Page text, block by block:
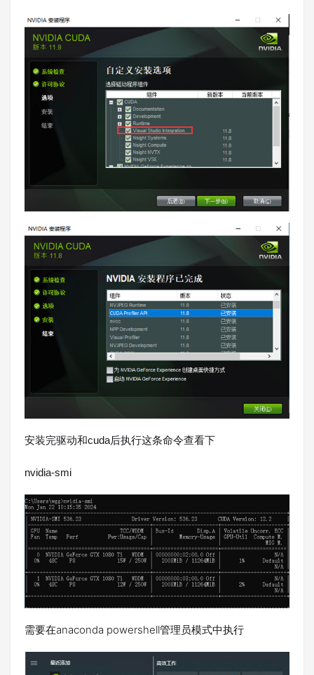
安装完驱动和cuda后执行这条命令查看下
nvidia-smi
需要在anaconda powershell管理员模式中执行